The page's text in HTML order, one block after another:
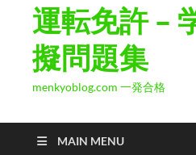
運転免許 –
擬問題集
menkyoblog.com 一発合格
MAIN MENU